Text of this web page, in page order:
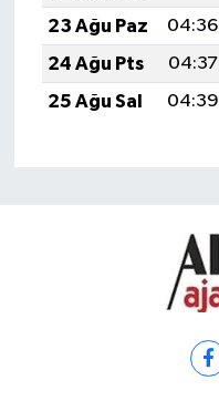
23 Ağu Paz
04:36
24 Ağu Pts
04:37
25 Ağu Sal
04:39